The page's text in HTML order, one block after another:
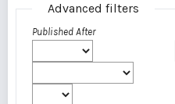
Advanced filters
Published After